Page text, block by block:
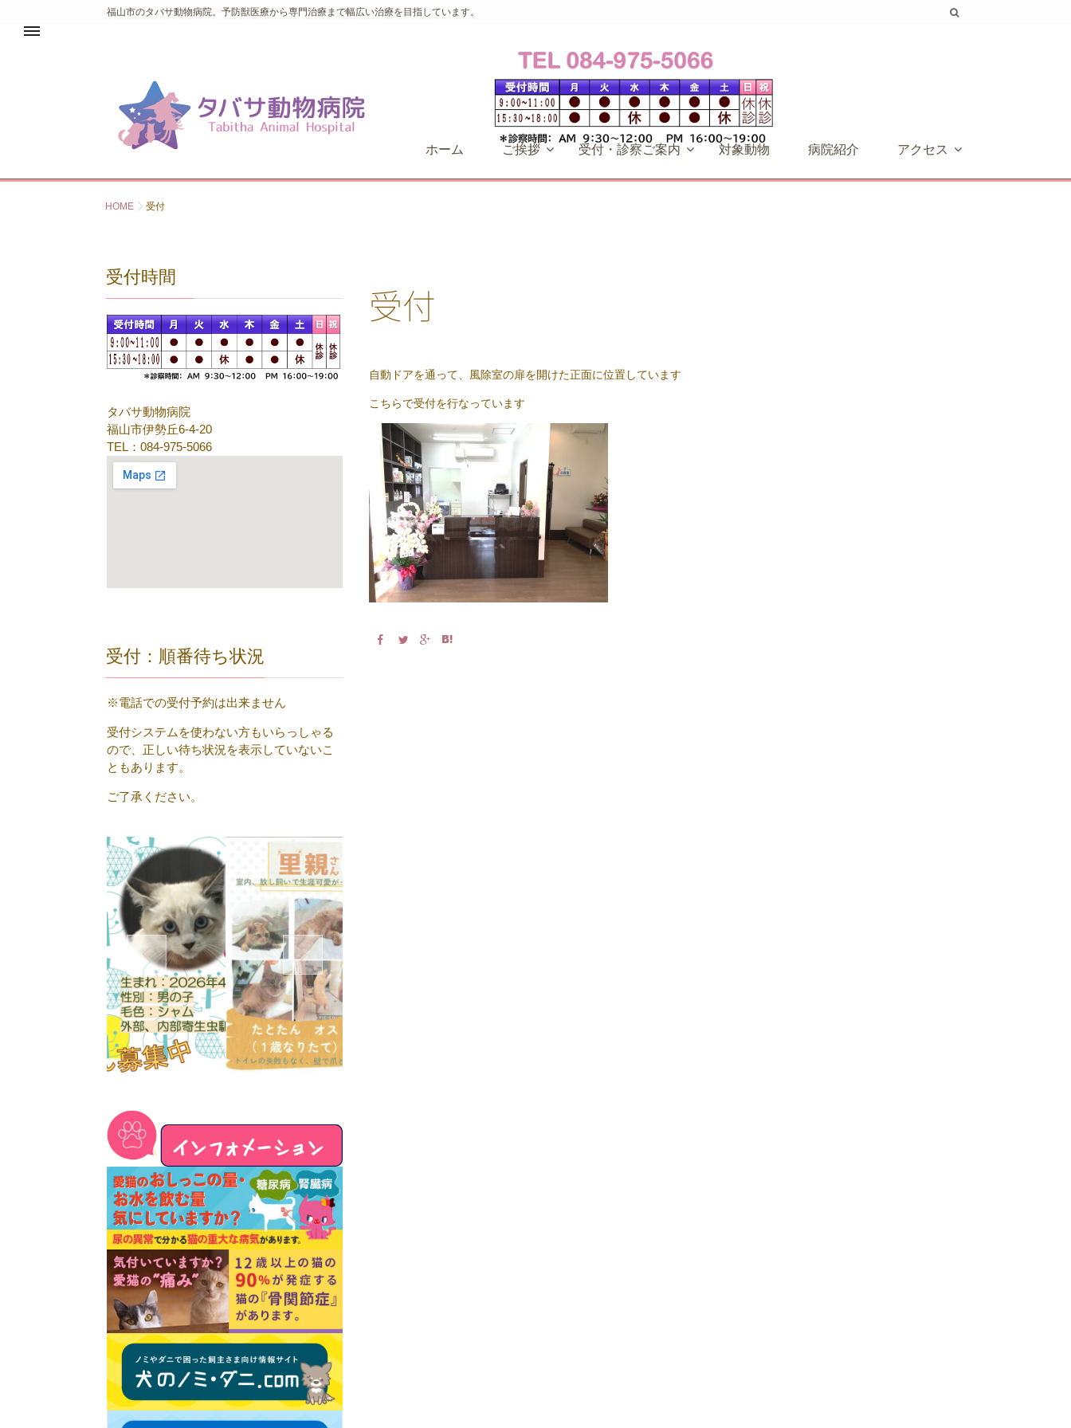
福山市のタバサ動物病院。予防獣医療から専門治療まで幅広い治療を目指しています。
ホーム ご挨拶 受付・診察ご案内 対象動物 病院紹介 アクセス
HOME 受付
受付
自動ドアを通って、風除室の扉を開けた正面に位置しています
こちらで受付を行なっています
受付時間
タバサ動物病院
福山市伊勢丘6-4-20
TEL：084-975-5066
受付：順番待ち状況
※電話での受付予約は出来ません
受付システムを使わない方もいらっしゃる
ので、正しい待ち状況を表示していないこ
ともあります。
ご了承ください。